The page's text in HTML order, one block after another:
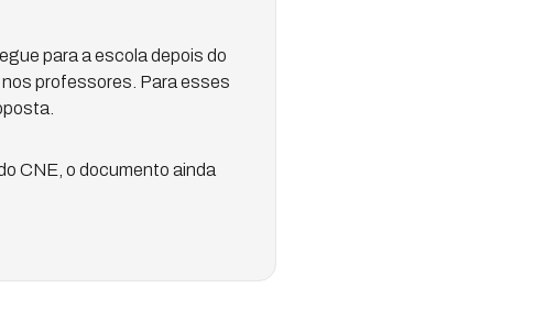
para a escola depois do
professores. Para esses
CNE, o documento ainda